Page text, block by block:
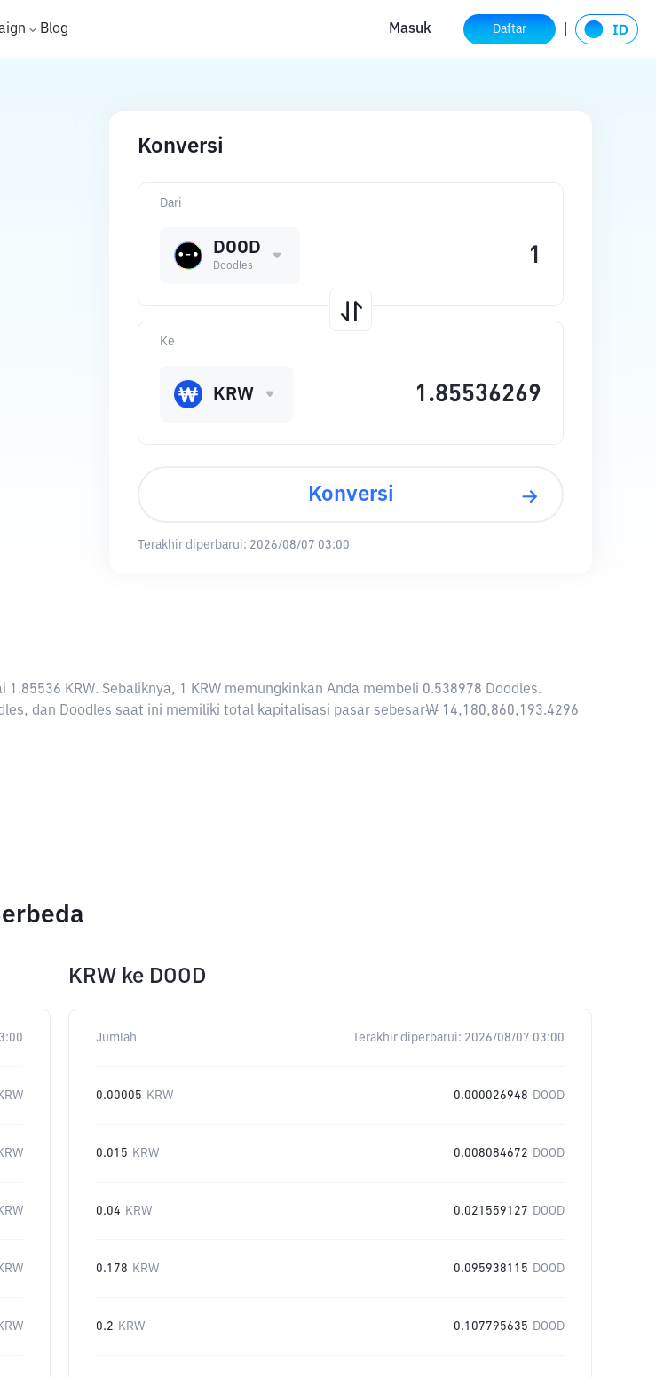
Blog Masuk Daftar
Konversi
Dari
DOOD
Doodles
Ke
KRW
Konversi
Terakhir diperbarui: 2026/08/07 03:00
KRW. Sebaliknya, 1 KRW memungkinkan Anda membeli 0.538978 Doodles.
dan Doodles saat ini memiliki total kapitalisasi pasar sebesar₩ 14,180,860,193.4296
KRW ke DOOD
Jumlah Terakhir diperbarui: 2026/08/07 03:00
0.00005 KRW 0.000026948 DOOD
0.015 KRW 0.008084672 DOOD
0.04 KRW 0.021559127 DOOD
0.178 KRW 0.095938115 DOOD
0.2 KRW 0.107795635 DOOD